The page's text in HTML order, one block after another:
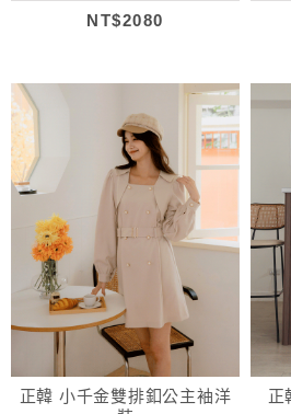
NT$2080
正韓 小千金雙排釦公主袖洋
正